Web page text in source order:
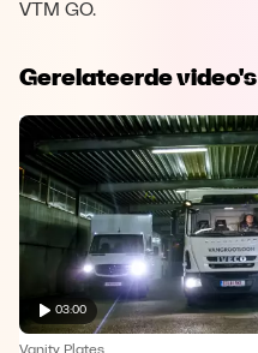
VTM GO.
Gerelateerde video's
03:00